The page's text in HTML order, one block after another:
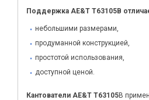
Поддержка AE&T T63105B
небольшими размерами,
продуманной конструкцией,
простотой использования,
доступной ценой.
Кантователи AE&T T63105B